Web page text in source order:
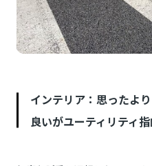
インテリア：思ったよ
良いがユーティリティ